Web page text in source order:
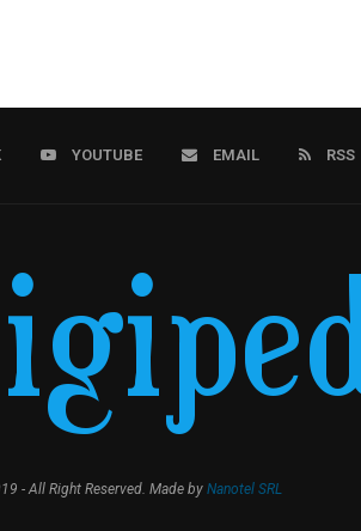
YOUTUBE EMAIL RSS
- All Right Reserved. Made by Nanotel SRL